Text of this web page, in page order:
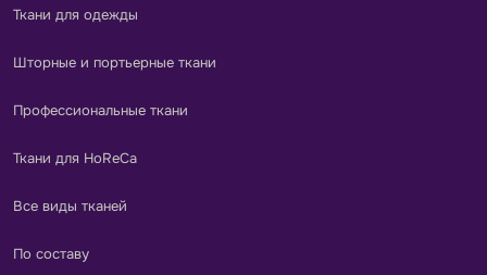
Ткани для одежды
Шторные и портьерные ткани
Профессиональные ткани
Ткани для HoReCa
Все виды тканей
По составу